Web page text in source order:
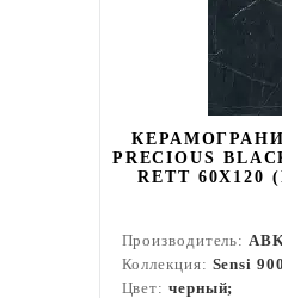
PRECIOUS
RETT 60X120
Производитель:
Коллекция: Sensi 900
Цвет: черный;